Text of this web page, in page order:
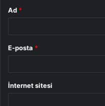
Ad *
E-posta *
İnternet sitesi